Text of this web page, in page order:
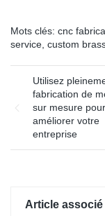
Mots clés: cnc
service, custom
Utilisez
fabrication de
sur mesure pour
améliorer votre
entreprise
Article associé